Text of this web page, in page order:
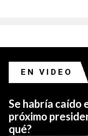
EN VIDEO
Se habría caído
próximo
qué?